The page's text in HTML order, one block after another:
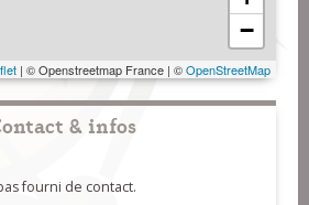
−
| © Openstreetmap France | ©OpenStreetMap
& infos
fourni de contact.